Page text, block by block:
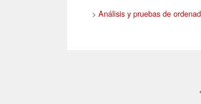
> Análisis y pruebas de